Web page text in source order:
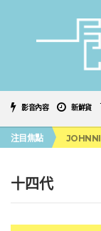
影音內容 新鮮貨
注目焦點
十四代